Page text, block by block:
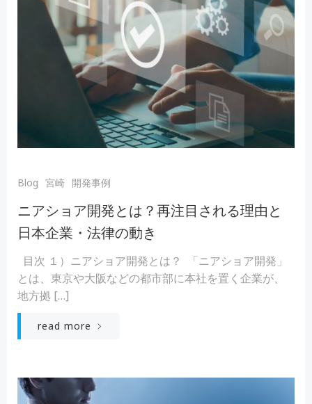
Blog 宮崎 開発事例
ニアショア開発とは？再注目される理由と
日本企業・法律の動き
目次 １）ニアショア開発とは？ 「ニアショア開発」
とは、東京や大阪などの都市部に本社を置く企業が、
地方拠 […]
read more